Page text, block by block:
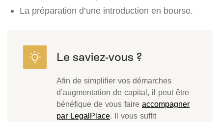
La préparation d’une introduction en bourse.
Afin de simplifier vos démarches
d’augmentation de capital, il peut être
bénéfique de vous faire accompagner
par LegalPlace. Il vous suffit